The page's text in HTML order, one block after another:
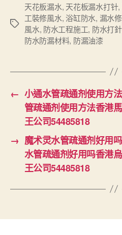
Tags
天花板漏水, 天花板漏水打针,
工裝修風水, 浴缸防水, 漏水
風水, 防水工程施工, 防水打針
防水防漏材料, 防漏油漆
← 小通水管疏通剂使用方
管疏通剂使用方法香港
王公司54485818
→ 魔术灵水管疏通剂好用
水管疏通剂好用吗香港
王公司54485818